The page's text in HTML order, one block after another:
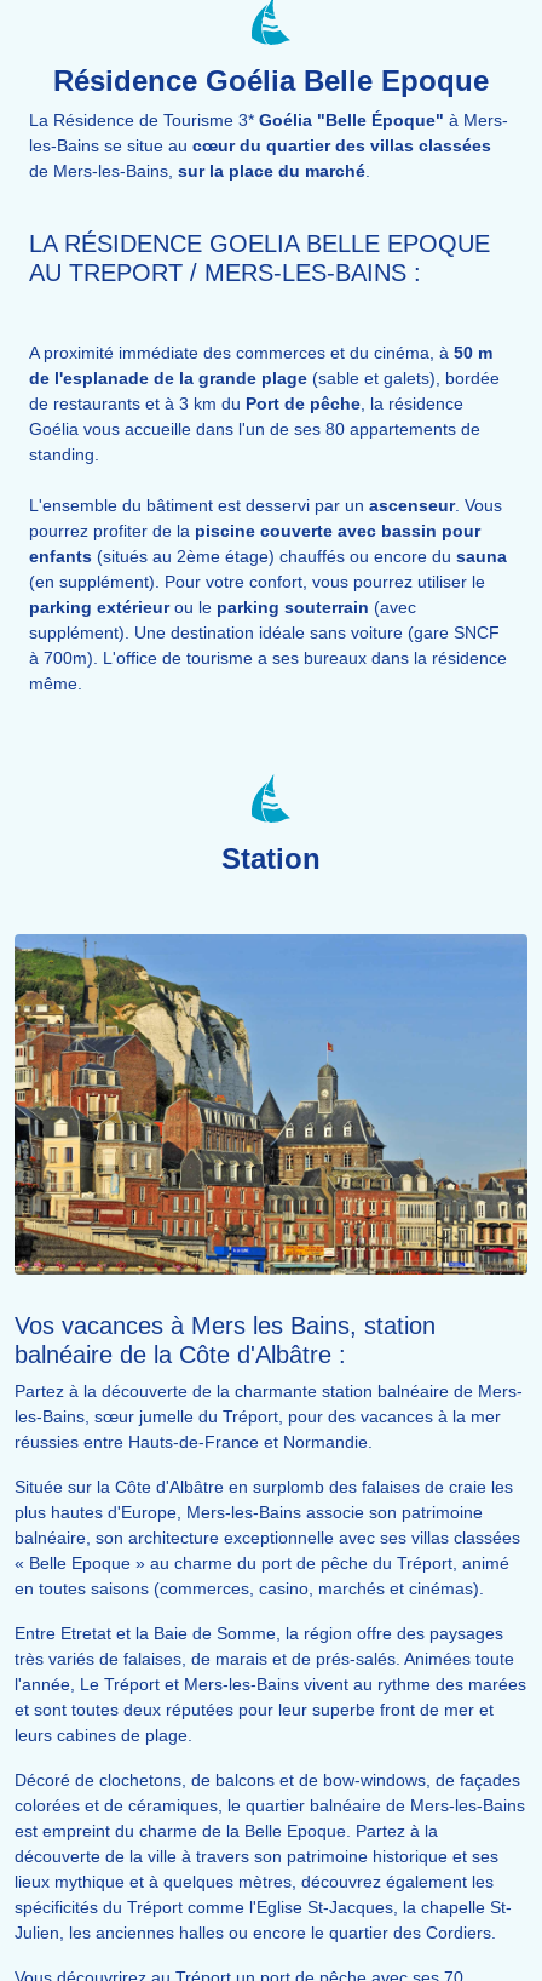
Résidence Goélia Belle Epoque
La Résidence de Tourisme 3* Goélia "Belle Époque" à Mers-
les-Bains se situe au cœur du quartier des villas classées
de Mers-les-Bains, sur la place du marché
LA RÉSIDENCE GOELIA BELLE EPOQUE
AU TREPORT / MERS-LES-BAINS :
A proximité immédiate des commerces et du cinéma, à 50 m
de l'esplanade de la grande plage (sable et galets), bordée
de restaurants et à 3 km du Port de pêche , la résidence
Goélia vous accueille dans l'un de ses 80 appartements de
standing.
L'ensemble du bâtiment est desservi par un ascenseur. Vous
pourrez profiter de la piscine couverte avec bassin pour
enfants (situés au 2ème étage) chauffés ou encore du sauna
(en supplément). Pour votre confort, vous pourrez utiliser le
parking extérieurou le parking souterrain (avec
supplément). Une destination idéale sans voiture (gare SNCF
à 700m). L'office de tourisme a ses bureaux dans la résidence
même.
Station
Vos vacances à Mers les Bains, station
balnéaire de la Côte d'Albâtre :
Partez à la découverte de la charmante station balnéaire de Mers-
les-Bains, sœur jumelle du Tréport, pour des vacances à la mer
réussies entre Hauts-de-France et Normandie.
Située sur la Côte d'Albâtre en surplomb des falaises de craie les
plus hautes d'Europe, Mers-les-Bains associe son patrimoine
balnéaire, son architecture exceptionnelle avec ses villas classées
« Belle Epoque » au charme du port de pêche du Tréport, animé
en toutes saisons (commerces, casino, marchés et cinémas).
Entre Etretat et la Baie de Somme, la région offre des paysages
très variés de falaises, de marais et de prés-salés. Animées toute
l'année, Le Tréport et Mers-les-Bains vivent au rythme des marées
et sont toutes deux réputées pour leur superbe front de mer et
leurs cabines de plage.
Décoré de clochetons, de balcons et de bow-windows, de façades
colorées et de céramiques, le quartier balnéaire de Mers-les-Bains
est empreint du charme de la Belle Epoque. Partez à la
découverte de la ville à travers son patrimoine historique et ses
lieux mythique et à quelques mètres, découvrez également les
spécificités du Tréport comme l'Eglise St-Jacques, la chapelle St-
Julien, les anciennes halles ou encore le quartier des Cordiers.